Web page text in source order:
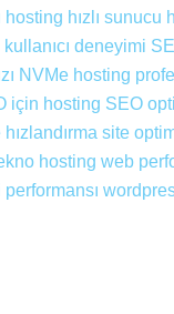
hosting hızlı sunucu
kullanıcı deneyimi
NVMe hosting
için hosting SEO
site
hosting web